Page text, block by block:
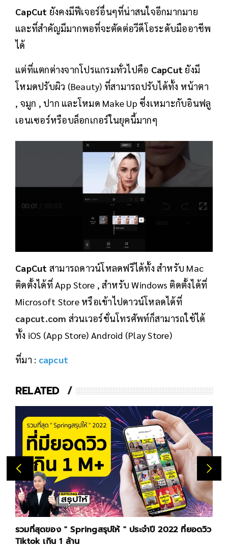
CapCut ยังคงมีฟีเจอร์อื่นๆที่น่าสนใจอีกมากมาย
และที่สำคัญมีมากพอที่จะตัดต่อวีดีโอระดับมืออาชีพ
ได้
แต่ที่แตกต่างจากโปรแกรมทั่วไปคือ CapCut ยังมี
โหมดปรับผิว (Beauty) ที่สามารถปรับได้ทั้ง หน้าตา
, จมูก , ปาก และโหมด Make Up ซึ่งเหมาะกับอินฟลู
เอนเซอร์หรือบล็อกเกอร์ในยุคนี้มากๆ
CapCut สามารถดาวน์โหลดฟรีได้ทั้ง สำหรับ Mac
ติดตั้งได้ที่ App Store , สำหรับ Windows ติดตั้งได้ที่
Microsoft Store หรือเข้าไปดาวน์โหลดได้ที่
capcut.com ส่วนเวอร์ชั่นโทรศัพท์ก็สามารถใช้ได้
ทั้ง iOS (App Store) Android (Play Store)
ที่มา : capcut
RELATED
รวมที่สุดของ " Springสรุปให้ " ประจำปี 2022 ที่ยอดวิว
Tiktok เกิน 1 ล้าน